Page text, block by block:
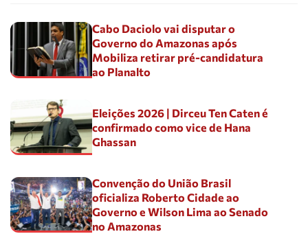
Cabo Daciolo vai disputar o
Governo do Amazonas após
Mobiliza retirar pré-candidatura
ao Planalto
Eleições 2026 | Dirceu Ten Caten é
confirmado como vice de Hana
Ghassan
Convenção do União Brasil
oficializa Roberto Cidade ao
Governo e Wilson Lima ao Senado
no Amazonas